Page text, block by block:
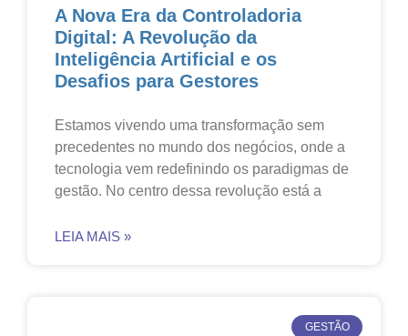
A Nova Era da Controladoria
Digital: A Revolução da
Inteligência Artificial e os
Desafios para Gestores
Estamos vivendo uma transformação sem
precedentes no mundo dos negócios, onde a
tecnologia vem redefinindo os paradigmas de
gestão. No centro dessa revolução está a
LEIA MAIS »
GESTÃO